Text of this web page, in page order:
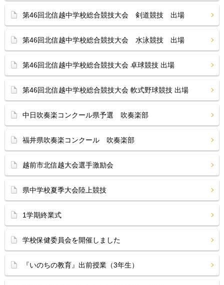
第46回北信越中学校総合競技大会 剣道競技 出場
第46回北信越中学校総合競技大会 水泳競技 出場
第46回北信越中学校総合競技大会 卓球競技 出場
第46回北信越中学校総合競技大会 軟式野球競技 出場
中日吹奏楽コンクール県予選 吹奏楽部
福井県吹奏楽コンクール 吹奏楽部
越前市北信越大会選手激励会
県中学校夏季大会陸上競技
1学期終業式
学校保健委員会を開催しました
『いのちの教育』出前授業（3年生）